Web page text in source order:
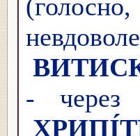
- через